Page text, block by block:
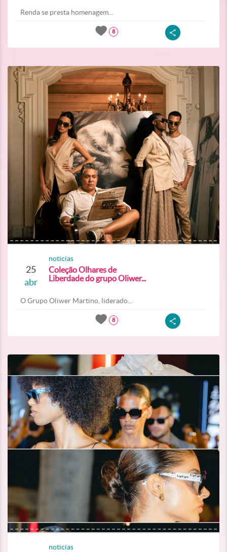
Renda se presta homenagem...
8
25
abr
noticias
Coleção Olhares de
Liberdade do grupo Oliwer...
O Grupo Oliwer Martino, liderado...
8
noticias